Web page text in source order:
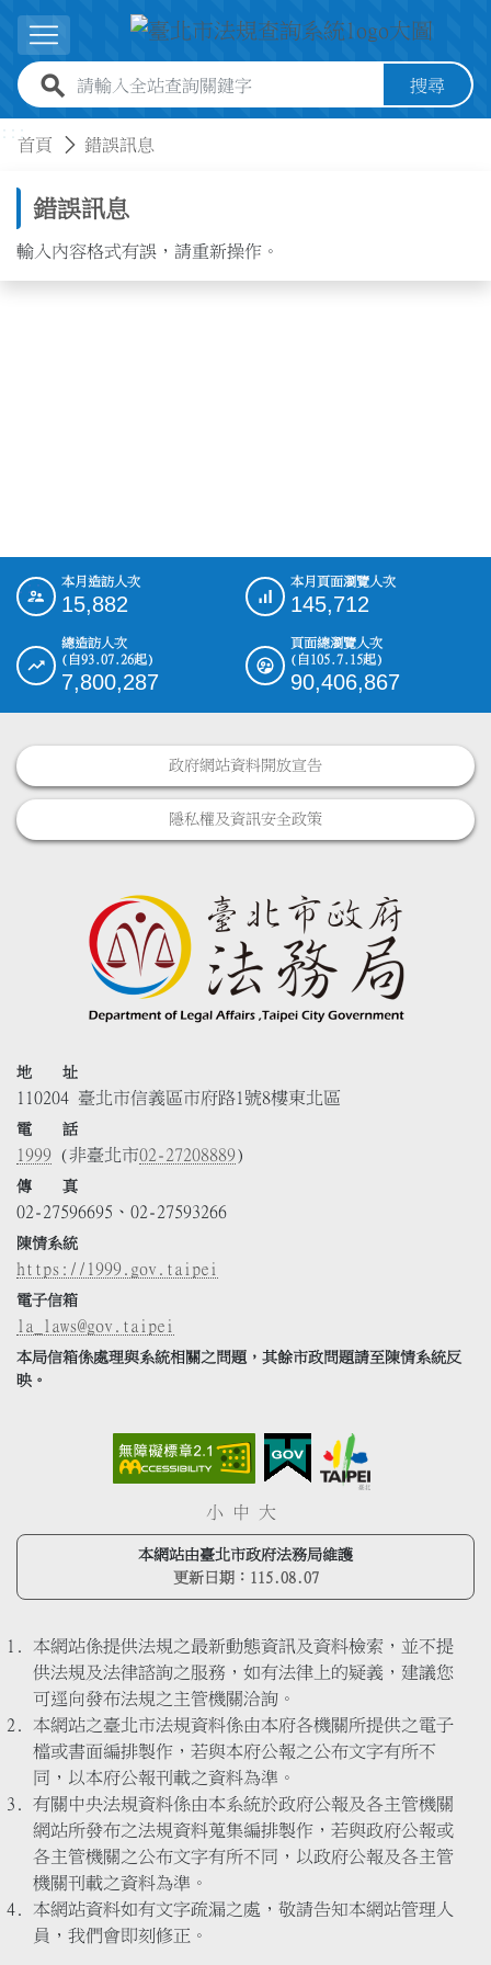
跳到主要內容
展開選單
全站查詢關鍵字欄位 搜尋
:::
:::
首頁 錯誤訊息
錯誤訊息
輸入內容格式有誤，請重新操作。
::: 本月造訪人次
15,882
本月頁面瀏覽人次
145,712
總造訪人次
(自93.07.26起)
7,800,287
頁面總瀏覽人次
(自105.7.15起)
90,406,867
政府網站資料開放宣告
隱私權及資訊安全政策
地 址
110204 臺北市信義區市府路1號8樓東北區
電 話
1999 (非臺北市02-27208889)
傳 真
02-27596695、02-27593266
陳情系統
https://1999.gov.taipei
電子信箱
la_laws@gov.taipei
本局信箱係處理與系統相關之問題，其餘市政問題請至陳情系統反
映。
小 中 大
本網站由臺北市政府法務局維護
更新日期： 115.08.07
本網站係提供法規之最新動態資訊及資料檢索，並不提
供法規及法律諮詢之服務，如有法律上的疑義，建議您
可逕向發布法規之主管機關洽詢。
本網站之臺北市法規資料係由本府各機關所提供之電子
檔或書面編排製作，若與本府公報之公布文字有所不
同，以本府公報刊載之資料為準。
有關中央法規資料係由本系統於政府公報及各主管機關
網站所發布之法規資料蒐集編排製作，若與政府公報或
各主管機關之公布文字有所不同，以政府公報及各主管
機關刊載之資料為準。
本網站資料如有文字疏漏之處，敬請告知本網站管理人
員，我們會即刻修正。